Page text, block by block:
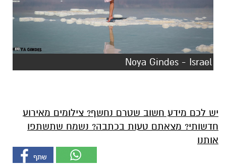
Noya Gindes - Israel
יש לכם מידע חשוב שטרם נחשף? צילומים מאירוע
חדשותי? מצאתם טעות בכתבה? נשמח שתשתפו
אותנו